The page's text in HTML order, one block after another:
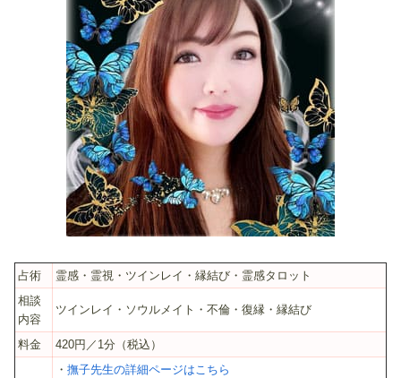
占術
霊感・霊視・ツインレイ・縁結び・霊感タロット
相談
内容
ツインレイ・ソウルメイト・不倫・復縁・縁結び
料金 420円／1分（税込）
・ 撫子先生の詳細ページはこちら